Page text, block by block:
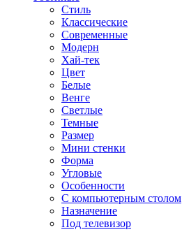
Стиль
Классические
Современные
Модерн
Хай-тек
Цвет
Белые
Венге
Светлые
Темные
Размер
Мини стенки
Форма
Угловые
Особенности
С компьютерным столом
Назначение
Под телевизор